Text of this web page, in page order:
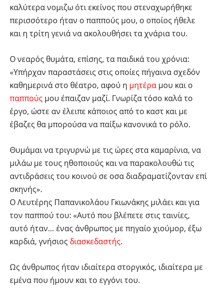
καλύτερα νομιζω ότι εκείνος που στεναχωρήθηκε
περισσότερο ήταν ο παππούς μου, ο οποίος ήθελε
και η τρίτη γενιά να ακολουθήσει τα χνάρια του.
Ο νεαρός θυμάτα, επίσης, τα παιδικά του χρόνια:
«Υπήρχαν παραστάσεις στις οποίες πήγαινα σχεδόν
καθημερινά στο θέατρο, αφού η μητέρα μου και ο
παππούς μου έπαιζαν μαζί. Γνωρίζα τόσο καλά το
έργο, ώστε αν έλειπε κάποιος από το καστ και με
έβαζες θα μπορούσα να παίξω κανονικά το ρόλο.
Θυμάμαι να τριγυρνώ με τις ώρες στα καμαρίνια, να
μιλάω με τους ηθοποιούς και να παρακολουθώ τις
αντιδράσεις του κοινού σε οσα διαδραματίζονταν επί
σκηνής».
Ο Λευτέρης Παπανικολάου Γκιωνάκης μιλάει και για
τον παππού του: «Αυτό που βλέπετε στις ταινίες,
αυτό ήταν… ένας άνθρωπος με πηγαίο χιούμορ, έξω
καρδιά, γνήσιος διασκεδαστής.
Ως άνθρωπος ήταν ιδιαίτερα στοργικός, ιδιαίτερα με
εμένα που ήμουν και το εγγόνι του.